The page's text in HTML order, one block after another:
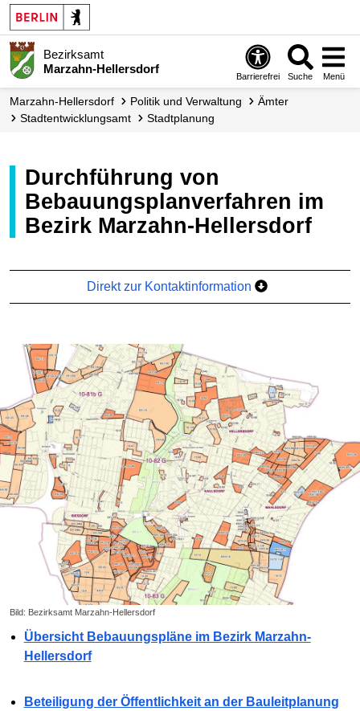
Bezirksamt
Marzahn-Hellersdorf
Barrierefrei Suche Menü
Marzahn-Hellersdorf Politik und Verwaltung
Ämter
Stadt­entwicklungs­amt
Stadtplanung
Durchführung von
Bebauungsplanverfahren im
Bezirk Marzahn-Hellersdorf
Direkt zur Kontaktinformation
Bild: Bezirksamt Marzahn-Hellersdorf
Übersicht Bebauungspläne im Bezirk Marzahn-
Hellersdorf
Beteiligung der Öffentlichkeit an der Bauleitplanung